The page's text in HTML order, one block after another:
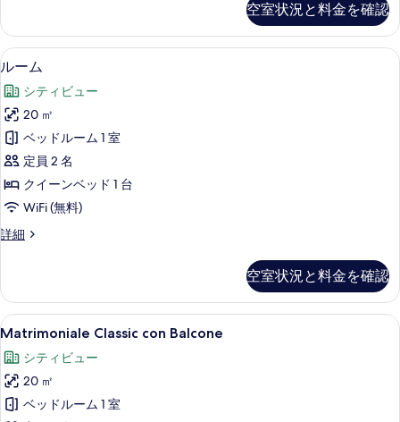
を
表
示
す
る
詳
細
空室状況と料金を確認
ル
ー
ム
の
す
べ
て
写
を
表
示
す
る
ルーム | ミニバー (無料)、セーフテ
7
ルーム
シティビュー
20 ㎡
ベッドルーム 1 室
定員 2 名
クイーンベッド 1 台
WiFi (無料)
詳細
ル
詳
細
空室状況と料金を確認
Matrimoniale
Classic
con
Balcone
の
6
Matrimoniale Classic con Balcone
シティビュー
20 ㎡
ベッドルーム 1 室